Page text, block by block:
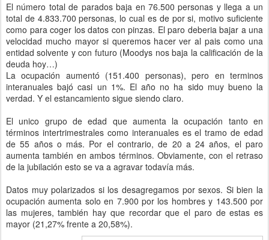
El número total de parados baja en 76.500 personas y llega a un
total de 4.833.700 personas, lo cual es de por si, motivo suficiente
como para coger los datos con pinzas. El paro deberia bajar a una
velocidad mucho mayor si queremos hacer ver al pais como una
entidad solvente y con futuro (Moodys nos baja la calificación de la
deuda hoy…)
La ocupación aumentó (151.400 personas), pero en terminos
interanuales bajó casi un 1%. El año no ha sido muy bueno la
verdad. Y el estancamiento sigue siendo claro.
El unico grupo de edad que aumenta la ocupación tanto en
términos intertrimestrales como interanuales es el tramo de edad
de 55 años o más. Por el contrario, de 20 a 24 años, el paro
aumenta también en ambos términos. Obviamente, con el retraso
de la jubilación esto se va a agravar todavía más.
Datos muy polarizados si los desagregamos por sexos. Si bien la
ocupación aumenta solo en 7.900 por los hombres y 143.500 por
las mujeres, también hay que recordar que el paro de estas es
mayor (21,27% frente a 20,58%).